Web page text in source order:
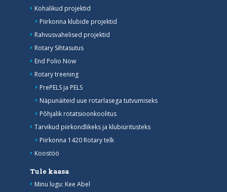
Kohalikud projektid
Piirkonna klubide projektid
Rahvusvahelised projektid
Rotary Sihtasutus
End Polio Now
Rotary treening
PrePELS ja PELS
Näpunäiteid uue rotarlasega tutvumiseks
Põhjalik rotatsioonkoolitus
Tarvikud piirkondlikeks ja klubiüritusteks
Piirkonna 1420 Rotary telk
Koostöö
Tule kaasa
Minu lugu: Kee Abel